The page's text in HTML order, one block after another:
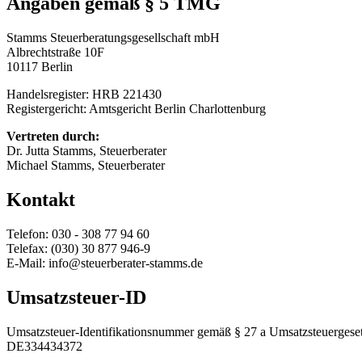
Stamms Steuerberatungsgesellschaft mbH
Albrechtstraße 10F
10117 Berlin
Handelsregister: HRB 221430
Registergericht: Amtsgericht Berlin Charlottenburg
Vertreten durch:
Dr. Jutta Stamms, Steuerberater
Michael Stamms, Steuerberater
Kontakt
Telefon: 030 - 308 77 94 60
Telefax: (030) 30 877 946-9
E-Mail: info@steuerberater-stamms.de
Umsatzsteuer-ID
Umsatzsteuer-Identifikationsnummer gemäß § 27 a
DE334434372